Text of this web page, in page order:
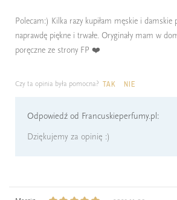
Polecam:) Kilka razy kupiłam męskie i
naprawdę piękne i trwałe. Oryginały mam w
poręczne ze strony FP ❤️
Czy ta opinia była pomocna? TAK NIE
Odpowiedź od Francuskieperfumy.pl:
Dziękujemy za opinię :)